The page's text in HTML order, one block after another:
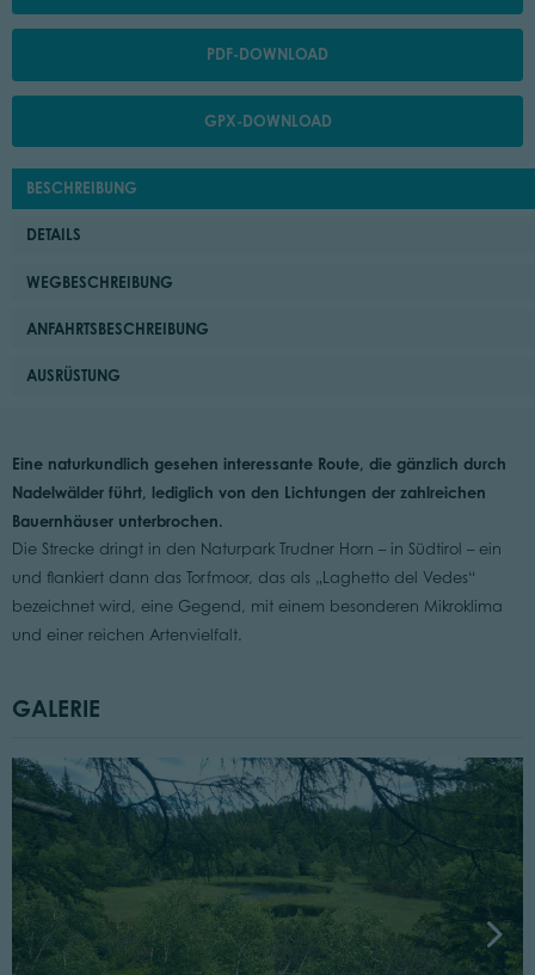
PDF-DOWNLOAD
GPX-DOWNLOAD
BESCHREIBUNG
DETAILS
WEGBESCHREIBUNG
ANFAHRTSBESCHREIBUNG
AUSRÜSTUNG
Eine naturkundlich gesehen interessante Route, die gänzlich durch
Nadelwälder führt, lediglich von den Lichtungen der zahlreichen
Bauernhäuser unterbrochen.
Die Strecke dringt in den Naturpark Trudner Horn – in Südtirol – ein
und flankiert dann das Torfmoor, das als „Laghetto del Vedes“
bezeichnet wird, eine Gegend, mit einem besonderen Mikroklima
und einer reichen Artenvielfalt.
GALERIE